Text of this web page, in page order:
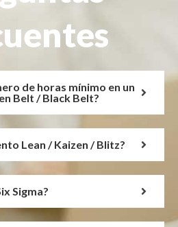
de horas mínimo en un
Belt / Black Belt?
Lean / Kaizen / Blitz?
Sigma?